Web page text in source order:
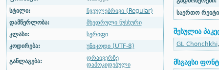
სტილი:
ჩვეულებრივი (Regular)
დამწერლობა:
მხედრული ნუსხური
კლასი:
სერიფი
კოდირება:
უნიკოდი (UTF-8)
განლაგება:
დრაივერზე
დამოკიდებული
საერთო
შესულია
GL Chonchkhi
მსგავსი